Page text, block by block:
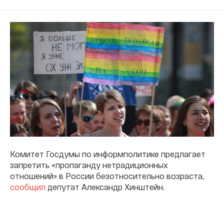
Комитет Госдумы по информполитике предлагает
запретить «пропаганду нетрадиционных
отношений» в России безотносительно возраста,
сообщил депутат Александр Хинштейн.